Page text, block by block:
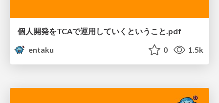
個人開発をTCAで運用していくということ.pdf
entaku
0 1.5k